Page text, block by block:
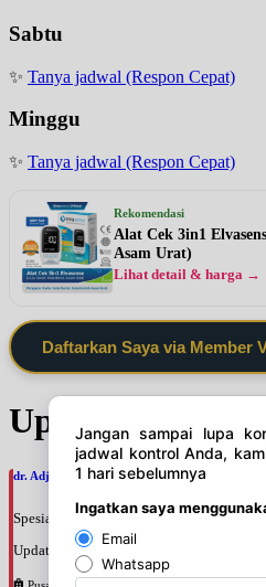
Sabtu
✨ Tanya jadwal (Respon Cepat)
Minggu
✨ Tanya jadwal (Respon Cepat)
Rekomendasi
Alat Cek 3in1
Asam Urat)
Lihat detail & harga →
Daftarkan Saya via Member
Update Jadwal
dr. Adji Suprajitno, SpPD
Spesialis: Penyakit Dalam
Update terakhir: 2026-08-07 20:37:59